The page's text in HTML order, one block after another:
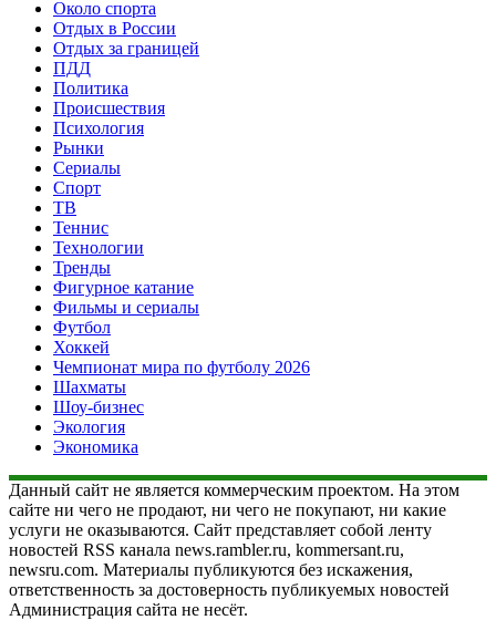
Около спорта
Отдых в России
Отдых за границей
ПДД
Политика
Происшествия
Психология
Рынки
Сериалы
Спорт
ТВ
Теннис
Технологии
Тренды
Фигурное катание
Фильмы и сериалы
Футбол
Хоккей
Чемпионат мира по футболу 2026
Шахматы
Шоу-бизнес
Экология
Экономика
Данный сайт не является коммерческим проектом. На этом
сайте ни чего не продают, ни чего не покупают, ни какие
услуги не оказываются. Сайт представляет собой ленту
новостей RSS канала news.rambler.ru, kommersant.ru,
newsru.com. Материалы публикуются без искажения,
ответственность за достоверность публикуемых новостей
Администрация сайта не несёт.